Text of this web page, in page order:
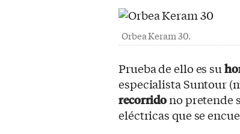
Orbea Keram 30.
Prueba de ello es su
especialista Suntour
recorridono pretende
eléctricas que se